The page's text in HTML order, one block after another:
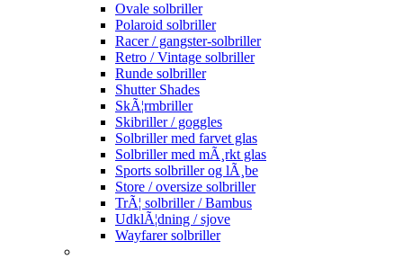
Ovale solbriller
Polaroid solbriller
Racer / gangster-solbriller
Retro / Vintage solbriller
Runde solbriller
Shutter Shades
SkÃ¦rmbriller
Skibriller / goggles
Solbriller med farvet glas
Solbriller med mÃ¸rkt glas
Sports solbriller og lÃ¸be
Store / oversize solbriller
TrÃ¦ solbriller / Bambus
UdklÃ¦dning / sjove
Wayfarer solbriller